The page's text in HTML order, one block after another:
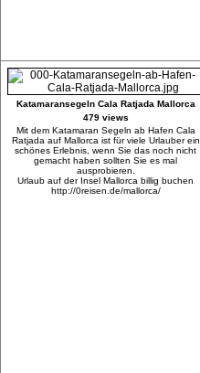
Katamaransegeln Cala Ratjada Mallorca
479 views
Mit dem Katamaran Segeln ab Hafen Cala
Ratjada auf Mallorca ist für viele Urlauber ein
schönes Erlebnis, wenn Sie das noch nicht
gemacht haben sollten Sie es mal
ausprobieren.
Urlaub auf der Insel Mallorca billig buchen
http://0reisen.de/mallorca/